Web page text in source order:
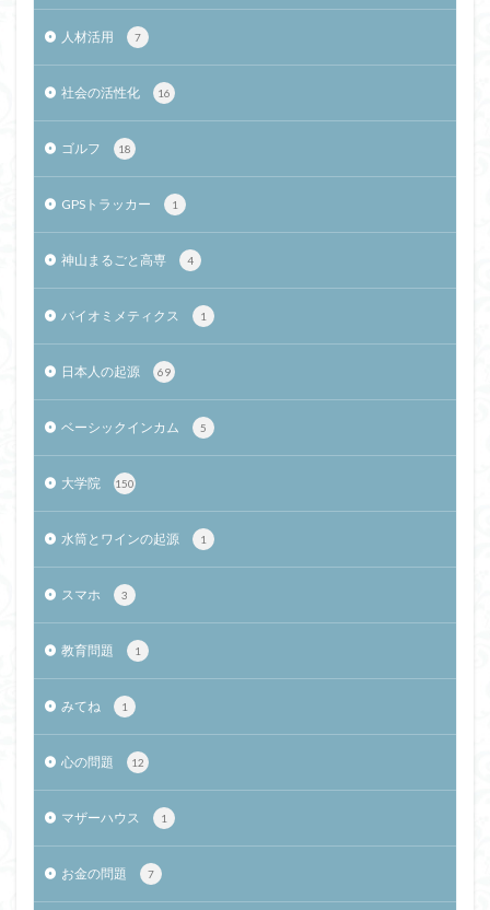
人材活用 7
社会の活性化 16
ゴルフ 18
GPSトラッカー 1
神山まるごと高専 4
バイオミメティクス 1
日本人の起源 69
ベーシックインカム 5
大学院 150
水筒とワインの起源 1
スマホ 3
教育問題 1
みてね 1
心の問題 12
マザーハウス 1
お金の問題 7